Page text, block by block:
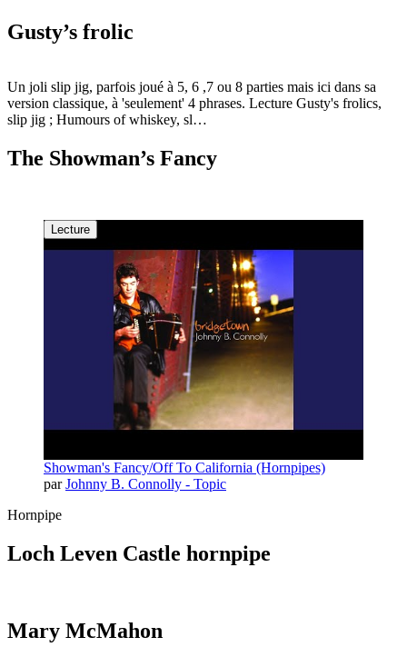
Gusty’s frolic
Un joli slip jig, parfois joué à 5, 6 ,7 ou 8 parties mais ici dans sa
version classique, à 'seulement' 4 phrases. Lecture Gusty's frolics,
slip jig ; Humours of whiskey, sl…
The Showman’s Fancy
Lecture
Showman's Fancy/Off To California (Hornpipes)
parJohnny B. Connolly - Topic
Hornpipe
Loch Leven Castle hornpipe
Mary McMahon